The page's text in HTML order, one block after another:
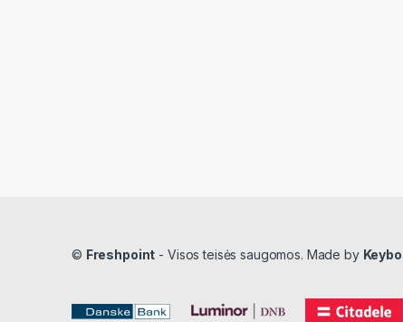
© Freshpoint - Visos teisės saugomos. Made by